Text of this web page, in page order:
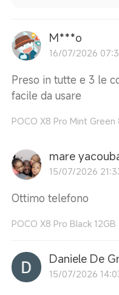
M***o
16/07/2026
Preso in tutte e 3 le
facile da usare
POCO X8 Pro Mint
mare
15/07/2026
Ottimo telefono
POCO X8 Pro Black 12GB
Daniele De
15/07/2026